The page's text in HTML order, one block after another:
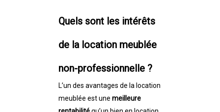
Quels sont les intérêts
de la location meublée
non-professionnelle ?
L’un des avantages de la location
meublée est une meilleure